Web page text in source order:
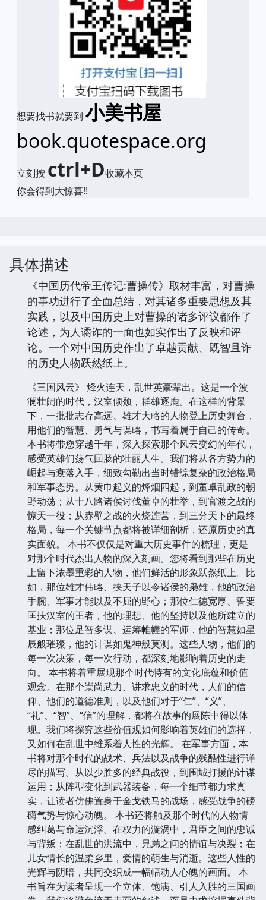
想要找书就要到 小美书屋
book.quotespace.org
立刻按 ctrl+D收藏本页
你会得到大惊喜!!
具体描述
《中国历代帝王传记:曹操传》取材丰富，对曹操
的事功进行了全面总结，对其诸多重要思想及其
实践，以及中国历史上对曹操的诸多评议都作了
论述，为人谲诈的一面也如实作出了反映和评
论。一个对中国历史作出了卓越贡献、既智且诈
的历史人物跃然纸上。
《三国风云》 烽火连天，乱世英豪辈出。这是一个波
澜壮阔的时代，汉室倾颓，群雄逐鹿。在这样的背景
下，一批批志存高远、雄才大略的人物登上历史舞台，
用他们的智慧、勇气与谋略，书写着属于自己的传奇。
本书将带您穿越千年，深入探索那个风云变幻的年代，
感受英雄们荡气回肠的壮丽人生。我们将从各方势力的
崛起与衰落入手，细致勾勒出当时错综复杂的政治格局
和军事态势。从黄巾起义的烽烟四起，到董卓乱政的朝
野动荡；从十八路诸侯讨伐董卓的壮举，到官渡之战的
惊天一役；从赤壁之战的火烧连营，到三分天下的最终
格局，每一个关键节点都将被详细剖析，还原历史的真
实面貌。 本书不仅仅是对重大历史事件的梳理，更是
对那个时代杰出人物的深入刻画。您将看到那些在历史
上留下浓墨重彩的人物，他们鲜活的形象跃然纸上。比
如，那位雄才伟略、挟天子以令诸侯的枭雄，他的政治
手腕、军事才能以及不屈的野心；那位仁德宽厚、誓要
匡扶汉室的王者，他的理想、他的坚持以及他所建立的
基业；那位足智多谋、运筹帷幄的军师，他的智慧如星
辰般璀璨，他的计谋如鬼神般莫测。这些人物，他们的
每一次决策，每一次行动，都深刻地影响着历史的走
向。 本书将着重展现那个时代特有的文化底蕴和价值
观念。在那个崇尚武力、讲求忠义的时代，人们的信
仰、他们的道德准则，以及他们对于“仁”、“义”、
“礼”、“智”、“信”的理解，都将在故事的展陈中得以体
现。我们将探究这些价值观如何影响着英雄们的选择，
又如何在乱世中维系着人性的光辉。 在军事方面，本
书将对那个时代的战术、兵法以及战争的残酷性进行详
尽的描写。从以少胜多的经典战役，到围城打援的计谋
运用；从阵型变化到武器装备，每一个细节都力求真
实，让读者仿佛置身于金戈铁马的战场，感受战争的磅
礴气势与惊心动魄。 本书还将触及那个时代的人物情
感纠葛与命运沉浮。在权力的漩涡中，君臣之间的忠诚
与背叛；在乱世的洪流中，兄弟之间的情谊与决裂；在
儿女情长的温柔乡里，爱情的萌生与消逝。这些人性的
光辉与阴暗，共同交织成一幅幅动人心魄的画面。 本
书旨在为读者呈现一个立体、饱满、引人入胜的三国画